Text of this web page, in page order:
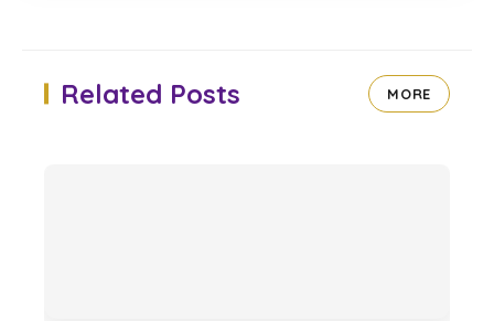
Related Posts MORE